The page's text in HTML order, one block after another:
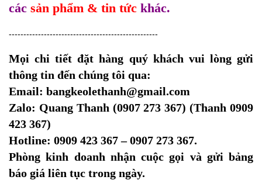
các sản phẩm & tin tức khác.
---------------------------------------------------
Mọi chi tiết đặt hàng quý khách vui lòng gửi
thông tin đến chúng tôi qua:
Email: bangkeolethanh@gmail.com
Zalo: Quang Thanh (0907 273 367) (Thanh 0909
423 367)
Hotline: 0909 423 367 – 0907 273 367.
Phòng kinh doanh nhận cuộc gọi và gửi bảng
báo giá liên tục trong ngày.